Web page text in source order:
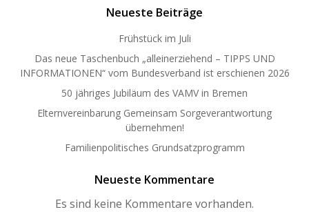
Neueste Beiträge
Frühstück im Juli
Das neue Taschenbuch „alleinerziehend – TIPPS UND
INFORMATIONEN“ vom Bundesverband ist erschienen 2026
50 jähriges Jubiläum des VAMV in Bremen
Elternvereinbarung Gemeinsam Sorgeverantwortung
übernehmen!
Familienpolitisches Grundsatzprogramm
Neueste Kommentare
Es sind keine Kommentare vorhanden.